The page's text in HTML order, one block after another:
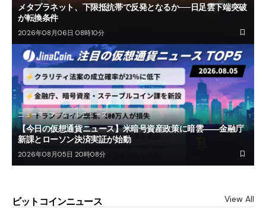
メタプラネット、下限抵抗帯で反発となるか──日足雲下端突破
が転換条件
2026年08月06日 08時10分
ニュース マーケットニュース
【今日の仮想通貨ニュース】米暗号資産政策に暗雲――金融庁
新課とローソン決済実証が始動
2026年08月05日 20時08分
ビットコインニュース View All